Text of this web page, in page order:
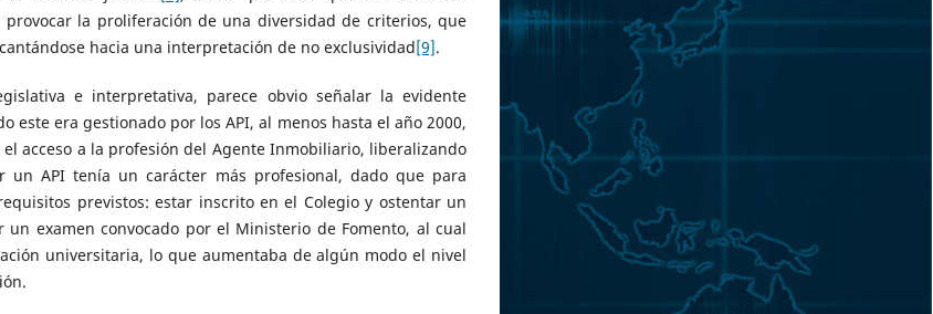
la proliferación de una diversidad de criterios, que
hacia una interpretación de no exclusividad[9].
e interpretativa, parece obvio señalar la evidente
era gestionado por los API, al menos hasta el año 2000,
acceso a la profesión del Agente Inmobiliario, liberalizando
API tenía un carácter más profesional, dado que para
previstos: estar inscrito en el Colegio y ostentar un
examen convocado por el Ministerio de Fomento, al cual
universitaria, lo que aumentaba de algún modo el nivel